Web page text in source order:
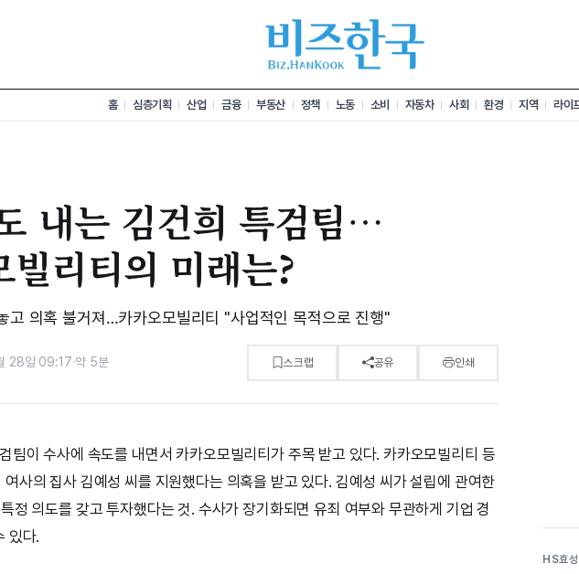
홈 심층기획 산업 금융 부동산 정책 노동 소비 자동차 사회 환경 지역 라이
내는 김건희 특검팀…
빌리티의 미래는?
고 의혹 불거져…카카오모빌리티 "사업적인 목적으로 진행"
28일 09:17·약 5분 스크랩 공유 인쇄
팀이 수사에 속도를 내면서 카카오모빌리티가 주목 받고 있다. 카카오모빌리티 등
여사의 집사 김예성 씨를 지원했다는 의혹을 받고 있다. 김예성 씨가 설립에 관여한
정 의도를 갖고 투자했다는 것. 수사가 장기화되면 유죄 여부와 무관하게 기업 경
있다.
HS효